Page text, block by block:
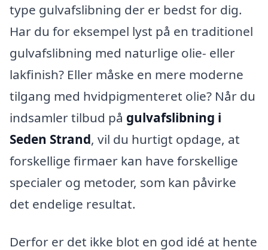
type gulvafslibning der er bedst for dig.
Har du for eksempel lyst på en traditionel
gulvafslibning med naturlige olie- eller
lakfinish? Eller måske en mere moderne
tilgang med hvidpigmenteret olie? Når du
indsamler tilbud på gulvafslibning i
Seden Strand, vil du hurtigt opdage, at
forskellige firmaer kan have forskellige
specialer og metoder, som kan påvirke
det endelige resultat.
Derfor er det ikke blot en god idé at hente